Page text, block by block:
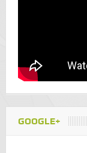
GOOGLE+